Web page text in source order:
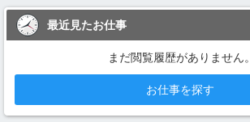
最近見たお仕事
まだ閲覧履歴がありません。
お仕事を探す